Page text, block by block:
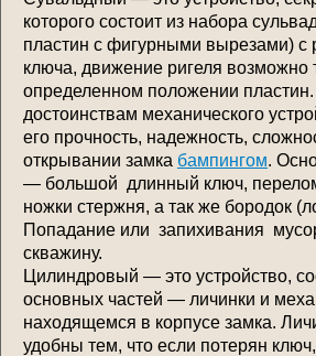
которого состоит из набора
пластин с фигурными вырезами) с
ключа, движение ригеля возможно
определенном положении
достоинствам механического
его прочность, надежность,
открывании замка бампингом.
— большой длинный ключ,
ножки стержня, а так же бородок
Попадание или запихивания
скважину.
Цилиндровый — это устройство,
основных частей — личинки и
находящемся в корпусе замка.
удобны тем, что если потерян